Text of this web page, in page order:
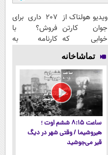
ویدیو هولناک از
جوان کارتن
خوابی که
میلیاردر شد.
آموزش رایگان
207 داری برای
فروش؟ با
کارنامه به
تماشاخانه
ساعت ۸:۱۵ ششم اوت ؛
هیروشیما / وقتی شهر در دیگ
قیر می‌جوشید